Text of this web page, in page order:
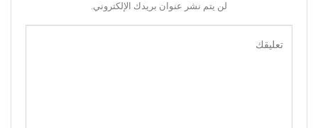
لن يتم نشر عنوان بريدك الإلكتروني.